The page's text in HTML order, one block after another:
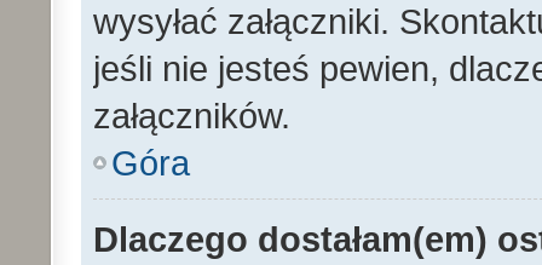
wysyłać załączniki.
jeśli nie jesteś pewien,
załączników.
Góra
Dlaczego dostałam(em)